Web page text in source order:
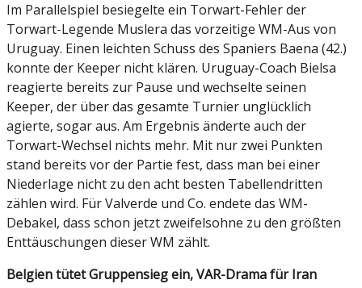
Im Parallelspiel besiegelte ein Torwart-Fehler der
Torwart-Legende Muslera das vorzeitige WM-Aus von
Uruguay. Einen leichten Schuss des Spaniers Baena (42.)
konnte der Keeper nicht klären. Uruguay-Coach Bielsa
reagierte bereits zur Pause und wechselte seinen
Keeper, der über das gesamte Turnier unglücklich
agierte, sogar aus. Am Ergebnis änderte auch der
Torwart-Wechsel nichts mehr. Mit nur zwei Punkten
stand bereits vor der Partie fest, dass man bei einer
Niederlage nicht zu den acht besten Tabellendritten
zählen wird. Für Valverde und Co. endete das WM-
Debakel, dass schon jetzt zweifelsohne zu den größten
Enttäuschungen dieser WM zählt.
Belgien tütet Gruppensieg ein, VAR-Drama für Iran